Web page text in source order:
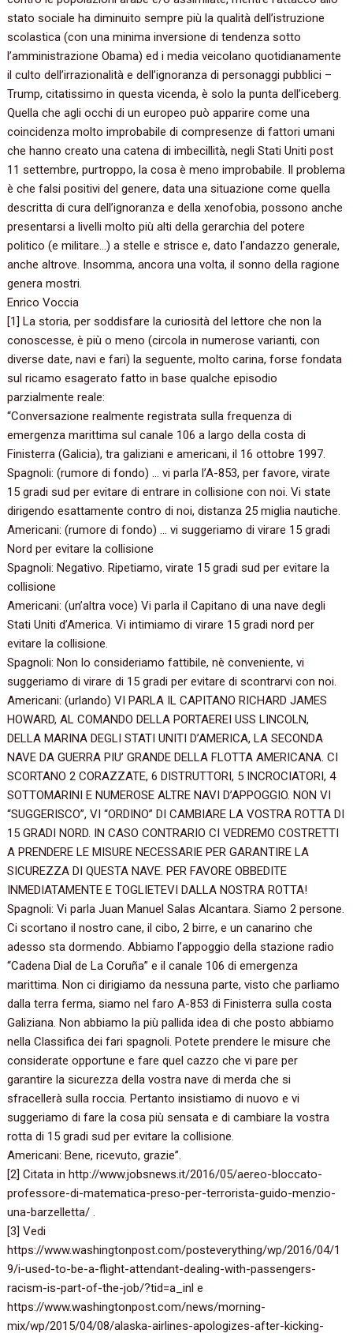
stato sociale ha diminuito sempre più la qualità dell’istruzione
scolastica‭ (‬con una minima inversione di tendenza sotto
l’amministrazione Obama‭) ‬ed i media veicolano quotidianamente
il culto dell’irrazionalità e dell’ignoranza di personaggi pubblici‭ –
‬Trump,‭ ‬citatissimo in questa vicenda,‭ ‬è solo la punta dell’iceberg.‭
‬Quella che agli occhi di un europeo può apparire come una
coincidenza molto improbabile di compresenze di fattori umani
che hanno creato una catena di imbecillità,‭ ‬negli Stati Uniti post‭
‬11‭ ‬settembre,‭ ‬purtroppo,‭ ‬la cosa è meno improbabile.‭ ‬Il problema
è che falsi positivi del genere,‭ ‬data una situazione come quella
descritta di cura dell’ignoranza e della xenofobia,‭ ‬possono anche
presentarsi a livelli molto più alti della gerarchia del potere
politico‭ (‬e militare‭…) ‬a stelle e strisce e,‭ ‬dato l’andazzo generale,‭
‬anche altrove.‭ ‬Insomma,‭ ‬ancora una volta,‭ ‬il sonno della ragione
genera mostri.
Enrico Voccia
‭[‬1‭] ‬La storia,‭ ‬per soddisfare la curiosità del lettore che non la
conoscesse,‭ ‬è più o meno‭ (‬circola in numerose varianti,‭ ‬con
diverse date,‭ ‬navi e fari‭) ‬la seguente,‭ ‬molto carina,‭ ‬forse fondata
sul ricamo esagerato fatto in base qualche episodio
parzialmente reale:‭
“Conversazione realmente registrata sulla frequenza di
emergenza marittima sul canale‭ ‬106‭ ‬a largo della costa di
Finisterra‭ (‬Galicia‭)‬,‭ ‬tra galiziani e americani,‭ ‬il‭ ‬16‭ ‬ottobre‭ ‬1997.
Spagnoli:‭ (‬rumore di fondo‭) ‬…‭ ‬vi parla l’A-853,‭ ‬per favore,‭ ‬virate‭
‬15‭ ‬gradi sud per evitare di entrare in collisione con noi.‭ ‬Vi state
dirigendo esattamente contro di noi,‭ ‬distanza‭ ‬25‭ ‬miglia nautiche.
Americani:‭ (‬rumore di fondo‭) ‬…‭ ‬vi suggeriamo di virare‭ ‬15‭ ‬gradi
Nord per evitare la collisione
Spagnoli:‭ ‬Negativo.‭ ‬Ripetiamo,‭ ‬virate‭ ‬15‭ ‬gradi sud per evitare la
collisione
Americani:‭ (‬un’altra voce‭) ‬Vi parla il Capitano di una nave degli
Stati Uniti d’America.‭ ‬Vi intimiamo di virare‭ ‬15‭ ‬gradi nord per
evitare la collisione.
Spagnoli:‭ ‬Non lo consideriamo fattibile,‭ ‬nè conveniente,‭ ‬vi
suggeriamo di virare di‭ ‬15‭ ‬gradi per evitare di scontrarvi con noi.
Americani:‭ (‬urlando‭) ‬VI PARLA IL CAPITANO RICHARD JAMES
HOWARD,‭ ‬AL COMANDO DELLA PORTAEREI USS LINCOLN,‭
‬DELLA MARINA DEGLI STATI UNITI D’AMERICA,‭ ‬LA SECONDA
NAVE DA GUERRA PIU‭’ ‬GRANDE DELLA FLOTTA AMERICANA.‭ ‬CI
SCORTANO‭ ‬2‭ ‬CORAZZATE,‭ ‬6‭ ‬DISTRUTTORI,‭ ‬5‭ ‬INCROCIATORI,‭ ‬4‭
‬SOTTOMARINI E NUMEROSE ALTRE NAVI D’APPOGGIO.‭ ‬NON VI‭
“‬SUGGERISCO‭”‬,‭ ‬VI‭ “‬ORDINO‭” ‬DI CAMBIARE LA VOSTRA ROTTA DI‭
‬15‭ ‬GRADI NORD.‭ ‬IN CASO CONTRARIO CI VEDREMO COSTRETTI
A PRENDERE LE MISURE NECESSARIE PER GARANTIRE LA
SICUREZZA DI QUESTA NAVE.‭ ‬PER FAVORE OBBEDITE
INMEDIATAMENTE E TOGLIETEVI DALLA NOSTRA ROTTA‭!
Spagnoli:‭ ‬Vi parla Juan Manuel Salas Alcantara.‭ ‬Siamo‭ ‬2‭ ‬persone.‭
‬Ci scortano il nostro cane,‭ ‬il cibo,‭ ‬2‭ ‬birre,‭ ‬e un canarino che
adesso sta dormendo.‭ ‬Abbiamo l’appoggio della stazione radio‭
“‬Cadena Dial de La Coruña‭” ‬e il canale‭ ‬106‭ ‬di emergenza
marittima.‭ ‬Non ci dirigiamo da nessuna parte,‭ ‬visto che parliamo
dalla terra ferma,‭ ‬siamo nel faro A-853‭ ‬di Finisterra sulla costa
Galiziana.‭ ‬Non abbiamo la più pallida idea di che posto abbiamo
nella Classifica dei fari spagnoli.‭ ‬Potete prendere le misure che
considerate opportune e fare quel cazzo che vi pare per
garantire la sicurezza della vostra nave di merda che si
sfracellerà sulla roccia.‭ ‬Pertanto insistiamo di nuovo e vi
suggeriamo di fare la cosa più sensata e di cambiare la vostra
rotta di‭ ‬15‭ ‬gradi sud per evitare la collisione.
Americani:‭ ‬Bene,‭ ‬ricevuto,‭ ‬grazie‭”‬.
‭[‬2‭] ‬Citata in‭ ‬http://www.jobsnews.it/2016/05/aereo-bloccato-
professore-di-matematica-preso-per-terrorista-guido-menzio-
una-barzelletta/‭ ‬.
‭[‬3‭] ‬Vedi‭
‬https://www.washingtonpost.com/posteverything/wp/2016/04/1
9/i-used-to-be-a-flight-attendant-dealing-with-passengers-
racism-is-part-of-the-job/‭?‬tid=a_inl e‭
‬https://www.washingtonpost.com/news/morning-
mix/wp/2015/04/08/alaska-airlines-apologizes-after-kicking-